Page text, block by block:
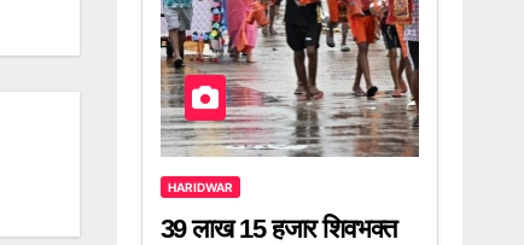
HARIDWAR
39 लाख 15 हजार शिवभक्त